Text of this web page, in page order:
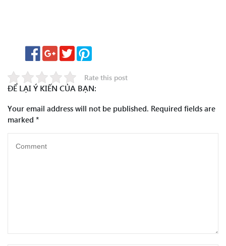
Rate this post
ĐỂ LẠI Ý KIẾN CỦA BẠN:
Your email address will not be published. Required fields are
marked *